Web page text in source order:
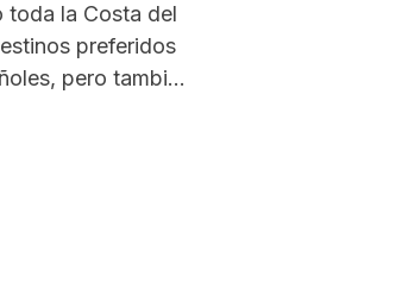
toda la Costa del
preferidos
pero también